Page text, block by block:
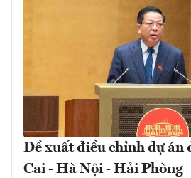
Đề xuất điều chỉnh dự án
Cai - Hà Nội - Hải Phòng